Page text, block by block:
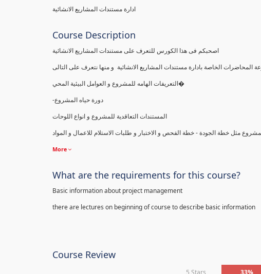
ادارة مستندات المشاريع الانشائية
Course Description
التعريفات الهامه للمشروع و العوامل البيئية المحي�
مثل خطة الجودة - خطة الفحص و الاختبار و طلبات الاستلام للاعمال و المواد
More
What are the requirements for this course?
Basic information about project management
there are lectures on beginning of course to describe basic information
Course Review
5 Stars 33%